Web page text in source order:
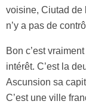
voisine, Ciutad de
n’y a pas de
Bon c’est
intérêt. C’est la
Ascunsion sa
C’est une ville